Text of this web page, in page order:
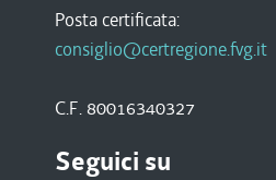
Posta certificata:
consiglio@certregione.fvg.it
C.F. 80016340327
Seguici su